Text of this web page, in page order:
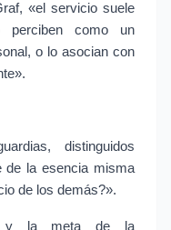
«el servicio suele
perciben como un
o lo asocian con
distinguidos
de la esencia misma
de los demás?».
y la meta de la